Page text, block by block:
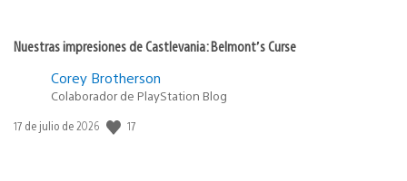
Nuestras impresiones de Castlevania: Belmont’s Curse
Corey Brotherson
Colaborador de PlayStation Blog
Fecha
17 de julio de 2026 17